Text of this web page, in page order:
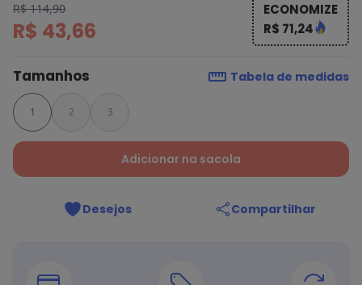
R$ 114,90
R$ 43,66
ECONOMIZE
R$ 71,24
Tamanhos Tabela de medidas
1 2 3
Adicionar na sacola
Desejos Compartilhar